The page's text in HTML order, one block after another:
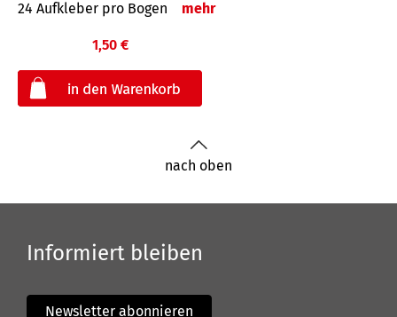
24 Aufkleber pro Bogen mehr
1,50 €
nach oben
Informiert bleiben
Newsletter abonnieren